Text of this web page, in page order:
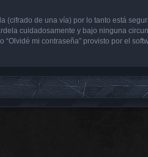
(cifrado de una vía) por lo tanto está
cuidadosamente y bajo ninguna
“Olvidé mi contraseña” provisto por el